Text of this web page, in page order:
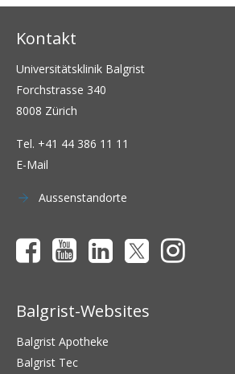
Kontakt
Universitätsklinik Balgrist
Forchstrasse 340
8008 Zürich
Tel. +41 44 386 11 11
E-Mail
Aussenstandorte
Balgrist-Websites
Balgrist Apotheke
Balgrist Tec